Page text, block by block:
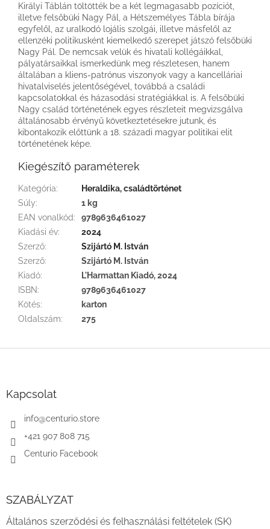
Királyi Táblán töltötték be a két legmagasabb pozíciót,
illetve felsőbüki Nagy Pál, a Hétszemélyes Tábla bírája
egyfelől, az uralkodó lojális szolgái, illetve másfelől az
ellenzéki politikusként kiemelkedő szerepet játszó felsőbüki
Nagy Pál. De nemcsak velük és hivatali kollégáikkal,
pályatársaikkal ismerkedünk meg részletesen, hanem
általában a kliens-patrónus viszonyok vagy a kancelláriai
hivatalviselés jelentőségével, továbbá a családi
kapcsolatokkal és házasodási stratégiákkal is. A felsőbüki
Nagy család történetének egyes részleteit megvizsgálva
általánosabb érvényű következtetésekre jutunk, és
kibontakozik előttünk a 18. századi magyar politikai elit
történetének képe.
Kiegészítő paraméterek
Kategória:
Heraldika, családtörténet
Súly:
1 kg
EAN vonalkód:
9789636461027
Kiadási év:
2024
Szerző:
Szijártó M. István
Szerző:
Szijártó M. István
Kiadó:
L'Harmattan Kiadó, 2024
ISBN:
9789636461027
Kötés:
karton
Oldalszám: 275
Kapcsolat
info@centurio.store
+421 907 808 715
Centurio Facebook
SZABÁLYZAT
Általános szerződési és felhasználási feltételek (SK)